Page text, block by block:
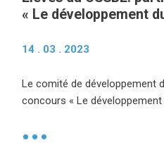
« Le développement
14 . 03 . 2023
Le comité de développement
concours « Le développement
•